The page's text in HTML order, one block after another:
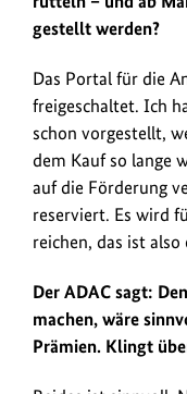
gestellt werden?
Das Portal für die
freigeschaltet. Ich
schon vorgestellt,
dem Kauf so lange
auf die Förderung
reserviert. Es wird
reichen, das ist
Der ADAC sagt:
machen, wäre
Prämien. Klingt